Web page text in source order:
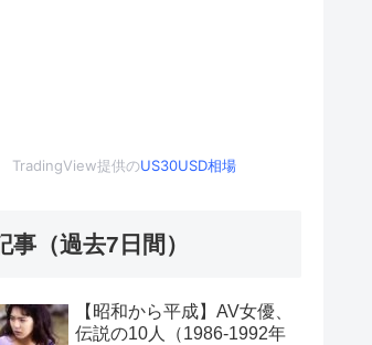
TradingView提供のUS30USD相場
事（過去7日間）
【昭和から平成】AV女優、
伝説の10人（1986-1992年